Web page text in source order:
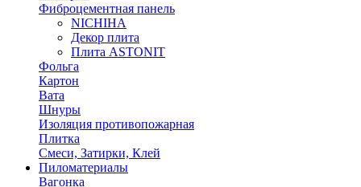
Фиброцементная панель
NICHIHA
Декор плита
Плита ASTONIT
Фольга
Картон
Вата
Шнуры
Изоляция противопожарная
Плитка
Смеси, Затирки, Клей
Пиломатериалы
Вагонка